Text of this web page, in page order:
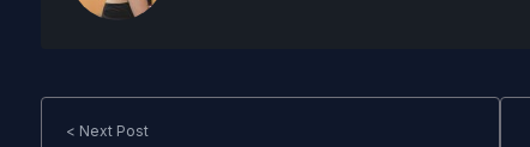
< Next Post